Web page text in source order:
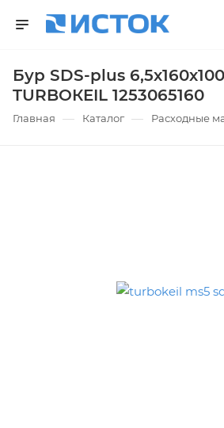
Бур SDS-plus
TURBOКEIL 1253065160
Главная — Каталог — Расходные